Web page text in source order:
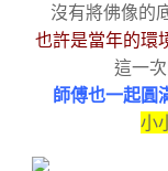
沒有將佛像的
也許是當年的環
這一
師傅也一起圓
小